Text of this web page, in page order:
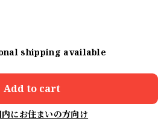
shipping available
Add to cart
内にお住まいの方向け